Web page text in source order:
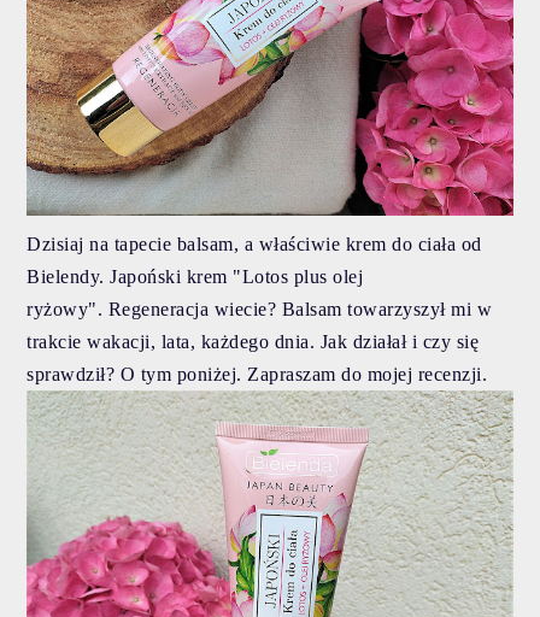
Dzisiaj na tapecie balsam, a właściwie krem do ciała od
Bielendy. Japoński krem "Lotos plus olej
ryżowy". Regeneracja wiecie? Balsam towarzyszył mi w
trakcie wakacji, lata, każdego dnia. Jak działał i czy się
sprawdził? O tym poniżej. Zapraszam do mojej recenzji.